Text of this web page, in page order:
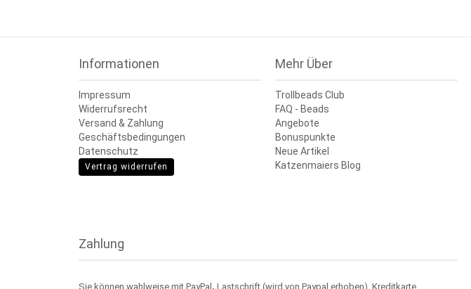
Informationen
Impressum
Widerrufsrecht
Versand & Zahlung
Geschäftsbedingungen
Datenschutz
Vertrag widerrufen
Mehr Über
Trollbeads Club
FAQ - Beads
Angebote
Bonuspunkte
Neue Artikel
Katzenmaiers Blog
Zahlung
Sie können wahlweise mit PayPal , Lastschrift (wird von Paypal erhoben), Kreditkarte